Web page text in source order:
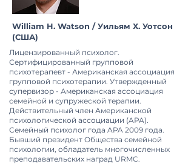
William H. Watson / Уильям Х. Уотсон
(США)
Лицензированный психолог.
Сертифицированный групповой
психотерапевт - Американская ассоциация
групповой психотерапии. Утвержденный
супервизор - Американская ассоциация
семейной и супружеской терапии.
Действительный член Американской
психологической ассоциации (APA).
Семейный психолог года APA 2009 года.
Бывший президент Общества семейной
психологии, обладатель многочисленных
преподавательских наград URMC.